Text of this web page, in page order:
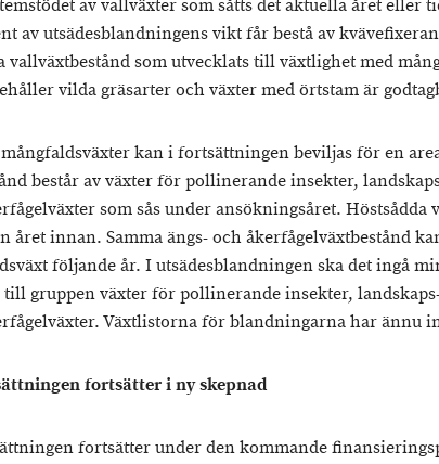
av vallväxter som såtts det aktuella året eller
av utsädesblandningens vikt får bestå av
vallväxtbestånd som utvecklats till växtlighet med
vilda gräsarter och växter med örtstam är
kan i fortsättningen beviljas för en
består av växter för pollinerande insekter,
som sås under ansökningsåret. Höstsådda
året innan. Samma ängs- och åkerfågelväxtbestånd
följande år. I utsädesblandningen ska det ingå
gruppen växter för pollinerande insekter,
Växtlistorna för blandningarna har ännu
fortsätter i ny skepnad
fortsätter under den kommande